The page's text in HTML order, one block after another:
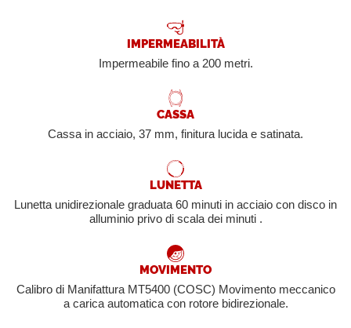
IMPERMEABILITÀ
Impermeabile fino a 200 metri.
CASSA
Cassa in acciaio, 37 mm, finitura lucida e satinata.
LUNETTA
Lunetta unidirezionale graduata 60 minuti in acciaio con disco in
alluminio privo di scala dei minuti .
MOVIMENTO
Calibro di Manifattura MT5400 (COSC) Movimento meccanico
a carica automatica con rotore bidirezionale.